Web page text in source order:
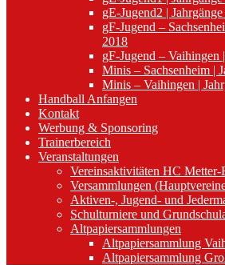
gE-Jugend2 |
gF-Jugend –
2018
gF-Jugend – Vaihingen
Minis – Sachsenheim |
Minis – Vaihingen |
Handball Anfangen
Kontakt
Werbung & Sponsoring
Trainerbereich
Veranstaltungen
Vereinsaktivitäten HC Metter-
Versammlungen
Aktiven-, Jugend- und
Schulturniere und
Altpapiersammlungen
Altpapiersammlung
Altpapiersammlung